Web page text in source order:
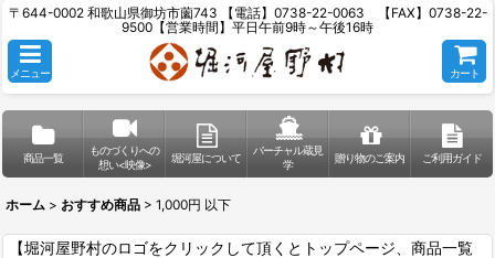
〒644-0002 和歌山県御坊市薗743 【電話】0738-22-0063 【FAX】0738-22-
9500【営業時間】平日午前9時～午後16時
メニュー カート
商品一覧
ものづくりへの
想い<映像>
堀河屋について
バーチャル蔵見
学
贈り物のご案内 ご利用ガイド
ホーム > おすすめ商品 > 1,000円 以下
【堀河屋野村のロゴをクリックして頂くとトップページ、商品一覧